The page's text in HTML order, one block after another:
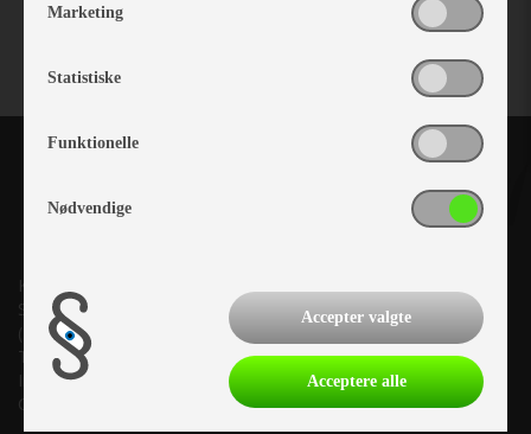
Kronjyllands Camping Center A/S
Suderholmen 10, 8960 Randers SØ
(Lige ud til Grenåvej)
Tlf. +45 87 10 98 70
Info@as-kcc.dk
CVR: 33 38 77 33
Marketing
Statistiske
Funktionelle
Nødvendige
Accepter valgte
Acceptere alle